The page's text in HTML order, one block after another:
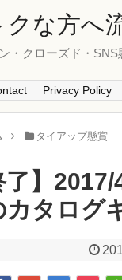
クな方へ
・クローズド・
Privacy Policy
タイアップ懸賞
了】
カタログ